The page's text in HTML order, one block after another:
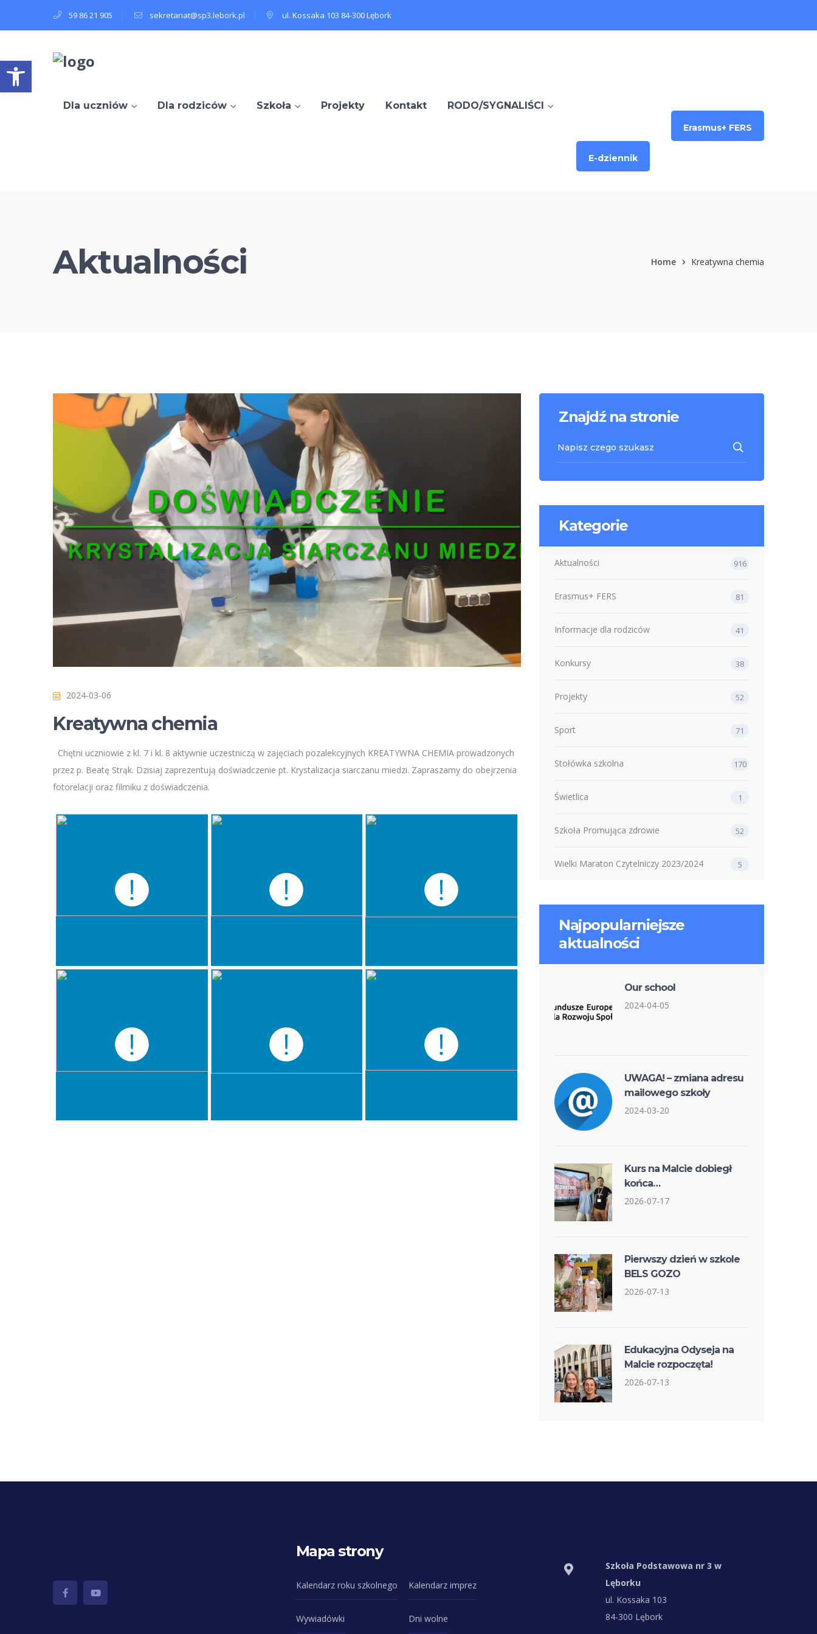
Open toolbar
59 86 21 905 sekretariat@sp3.lebork.pl ul. Kossaka 103 84-300 Lębork
Dla uczniów Dla rodziców Szkoła Projekty
Erasmus+ FERS
Kontakt RODO/SYGNALIŚCI
E-dziennik
Aktualności Home Kreatywna chemia
2024-03-06
Kreatywna chemia
Chętni uczniowie z kl. 7 i kl. 8 aktywnie uczestniczą w zajęciach pozalekcyjnych KREATYWNA CHEMIA prowadzonych
przez p. Beatę Strąk. Dzisiaj zaprezentują doświadczenie pt. Krystalizacja siarczanu miedzi. Zapraszamy do obejrzenia
fotorelacji oraz filmiku z doświadczenia.
Znajdź na stronie
Kategorie
Aktualności 916
Erasmus+ FERS 81
Informacje dla rodziców 41
Konkursy 38
Projekty 52
Sport 71
Stołówka szkolna 170
Świetlica 1
Szkoła Promująca zdrowie 52
Wielki Maraton Czytelniczy 2023/2024 5
Najpopularniejsze
aktualności
Our school
2024-04-05
UWAGA! – zmiana adresu
mailowego szkoły
2024-03-20
Kurs na Malcie dobiegł
końca…
2026-07-17
Pierwszy dzień w szkole
BELS GOZO
2026-07-13
Edukacyjna Odyseja na
Malcie rozpoczęta!
2026-07-13
Mapa strony
Kalendarz roku szkolnego Kalendarz imprez
Wywiadówki Dni wolne
Szkoła Podstawowa nr 3 w
Lęborku
ul. Kossaka 103
84-300 Lębork